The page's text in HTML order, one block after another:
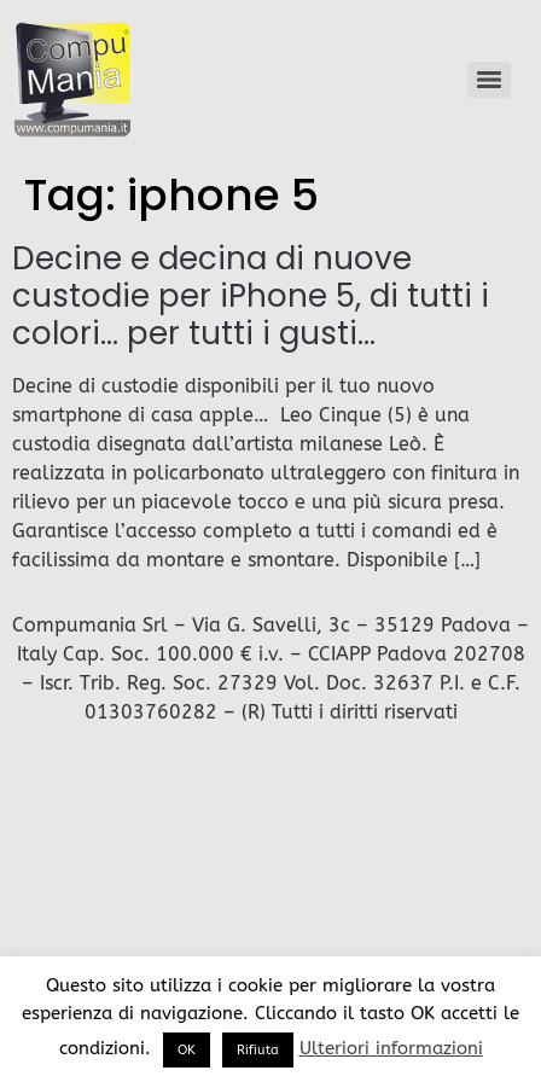
Tag: iphone 5
Decine e decina di nuove
custodie per iPhone 5, di tutti i
colori… per tutti i gusti…
Decine di custodie disponibili per il tuo nuovo
smartphone di casa apple… Leo Cinque (5) è una
custodia disegnata dall’artista milanese Leò. È
realizzata in policarbonato ultraleggero con finitura in
rilievo per un piacevole tocco e una più sicura presa.
Garantisce l’accesso completo a tutti i comandi ed è
facilissima da montare e smontare. Disponibile […]
Compumania Srl – Via G. Savelli, 3c – 35129 Padova –
Italy Cap. Soc. 100.000 € i.v. – CCIAPP Padova 202708
– Iscr. Trib. Reg. Soc. 27329 Vol. Doc. 32637 P.I. e C.F.
01303760282 – (R) Tutti i diritti riservati
Questo sito utilizza i cookie per migliorare la vostra
esperienza di navigazione. Cliccando il tasto OK accetti le
condizioni.
OK Rifiuta Ulteriori informazioni